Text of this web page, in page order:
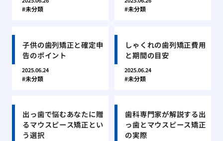
未分類 未分類
子供の歯列矯正と確定申
告のポイント
2025.06.24
未分類
しゃくれの歯列矯正費用
と期間の目安
2025.06.24
未分類
出っ歯で悩むあなたに贈
るマウスピース矯正とい
う選択
歯科専門家が解説する出
っ歯とマウスピース矯正
の実際